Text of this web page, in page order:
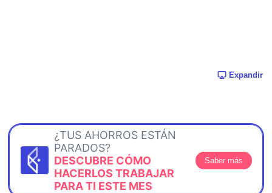
Expandir
¿TUS AHORROS ESTÁN
PARADOS?
DESCUBRE CÓMO
HACERLOS TRABAJAR
PARA TI ESTE MES
Saber más